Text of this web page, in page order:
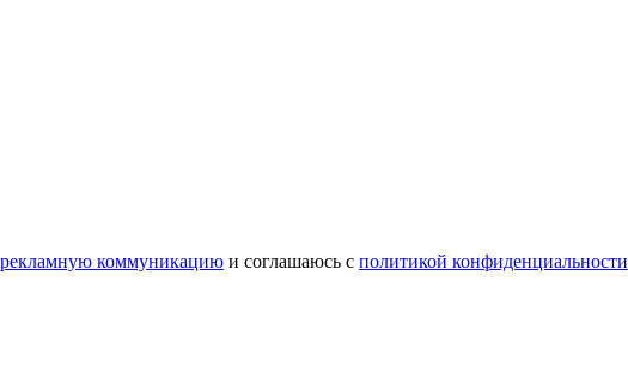
рекламную коммуникацию и соглашаюсь с политикой конфиденциальности